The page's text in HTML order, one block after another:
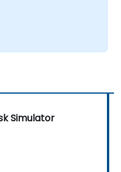
Simulator